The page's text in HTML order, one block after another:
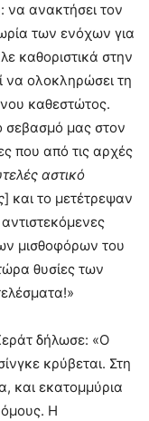
να ανακτήσει τον
των ενόχων για
καθοριστικά στην
να ολοκληρώσει τη
καθεστώτος.
σεβασμό μας στον
που από τις αρχές
αστικό
] και το μετέτρεψαν
μισθοφόρων του
θυσίες των
δήλωσε: «Ο
κρύβεται. Στη
και εκατομμύρια
Η